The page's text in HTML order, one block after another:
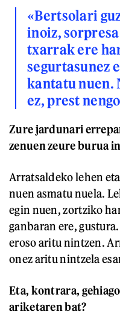
«Bertsolari
inoiz,
txarrak ere
segurtasunez
kantatu nuen.
ez, prest
Zure jardunari
zenuen zeure burua
Arratsaldeko lehen
nuen asmatu nuela.
egin nuen, zortziko
ganbaran ere,
eroso aritu nintzen.
onez aritu nintzela
Eta, kontrara,
ariketaren bat?